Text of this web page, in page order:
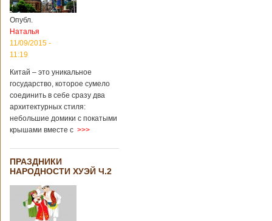
Опубл.
Наталья
11/09/2015 -
11:19
Китай – это уникальное
государство, которое сумело
соединить в себе сразу два
архитектурных стиля:
небольшие домики с покатыми
крышами вместе с >>>
ПРАЗДНИКИ
НАРОДНОСТИ ХУЭЙ Ч.2